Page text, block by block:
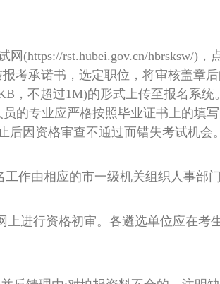
(https://rst.hubei.gov.cn/hbrsksw/)
考承诺书，选定职位，将审核盖章
，不超过1M)的形式上传至报名系统
的专业应严格按照毕业证书上的填
因资格审查不通过而错失考试机会。
作由相应的市一级机关组织人事部
上进行资格初审。各遴选单位应在